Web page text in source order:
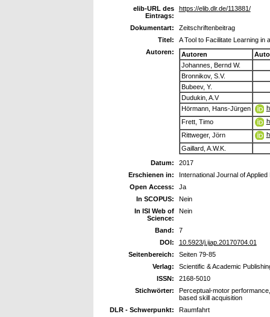
elib-URL des
Eintrags:
https://elib.dlr.de/113881/
Dokumentart:
Zeitschriftenbeitrag
Titel:
A Tool to Facilitate Learning in
Autoren:
Autoren
Johannes, Bernd W.
Bronnikov, S.V.
Bubeev, Y.
Dudukin, A.V
Hörmann, Hans-Jürgen
Frett, Timo
Rittweger, Jörn
Gaillard, A.W.K.
Datum:
2017
Erschienen in:
International Journal of
Open Access:
Ja
In SCOPUS:
Nein
In ISI Web of
Science:
Nein
Band:
7
DOI:
10.5923/j.ijap.20170704.01
Seitenbereich:
Seiten 79-85
Verlag:
Scientific & Academic
ISSN:
2168-5010
Stichwörter:
Perceptual-motor
based skill acquisition
DLR - Schwerpunkt:
Raumfahrt